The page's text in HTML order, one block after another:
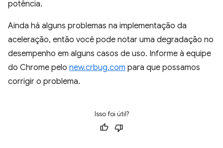
potência.
Ainda há alguns problemas na implementação da
aceleração, então você pode notar uma degradação no
desempenho em alguns casos de uso. Informe à equipe
do Chrome pelo new.crbug.com para que possamos
corrigir o problema.
Isso foi útil?